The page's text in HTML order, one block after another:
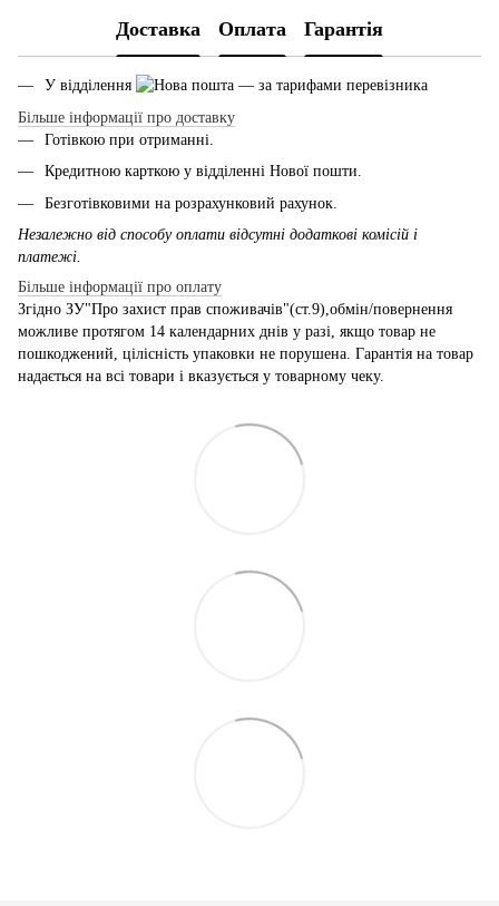
Доставка Оплата Гарантія
У відділення
— за тарифами перевізника
Більше інформації про доставку
Готівкою при отриманні.
Кредитною карткою у відділенні Нової пошти.
Безготівковими на розрахунковий рахунок.
Незалежно від способу оплати відсутні додаткові комісій і
платежі.
Більше інформації про оплату
Згідно ЗУ"Про захист прав споживачів"(ст.9),обмін/повернення
можливе протягом 14 календарних днів у разі, якщо товар не
пошкоджений, цілісність упаковки не порушена. Гарантія на товар
надається на всі товари і вказується у товарному чеку.